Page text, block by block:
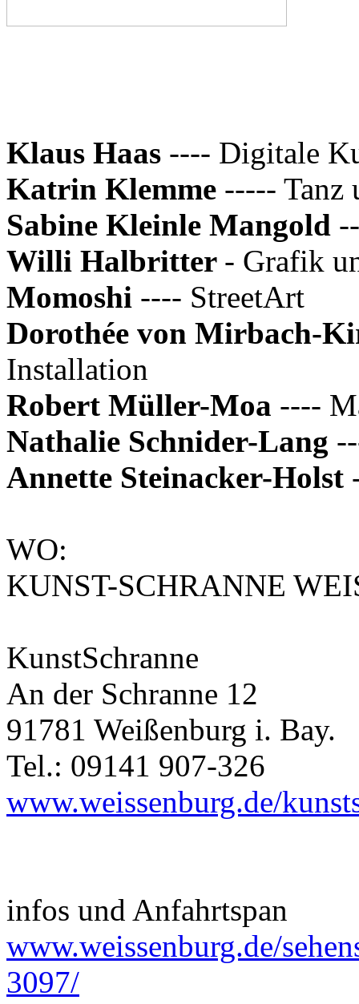
Klaus Haas ---- Digitale
Katrin Klemme ----- Tanz
Sabine Kleinle Mangold
Willi Halbritter - Grafik
Momoshi ---- StreetArt
Dorothée von Mirbach-
Installation
Robert Müller-Moa ----
Nathalie Schnider-Lang
Annette Steinacker-Holst
WO:
KUNST-SCHRANNE
KunstSchranne
An der Schranne 12
91781 Weißenburg i. Bay.
Tel.: 09141 907-326
www.weissenburg.de/
infos und Anfahrtspan
www.weissenburg.de/
3097/